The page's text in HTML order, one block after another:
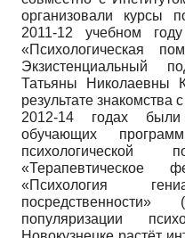
организовали курсы
2011-12 учебном году
«Психологическая
Экзистенциальный
Татьяны Николаевны
результате
2012-14 годах были
обучающих
«Терапевтическое
«Психология
популяризации